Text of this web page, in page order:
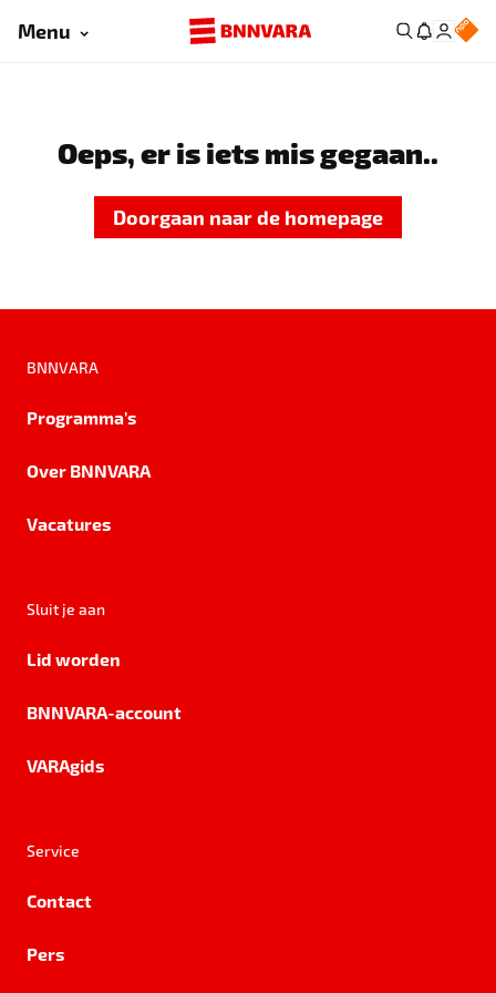
Menu
Oeps, er is iets mis gegaan..
Doorgaan naar de homepage
BNNVARA
Programma's
Over BNNVARA
Vacatures
Sluit je aan
Lid worden
BNNVARA-account
VARAgids
Service
Contact
Pers